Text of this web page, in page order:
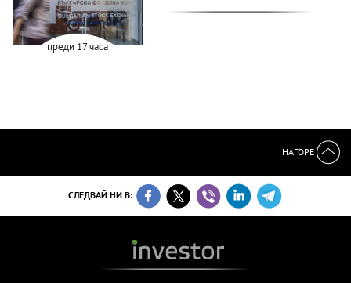
преди 17 часа
НАГОРЕ
СЛЕДВАЙ НИ В: